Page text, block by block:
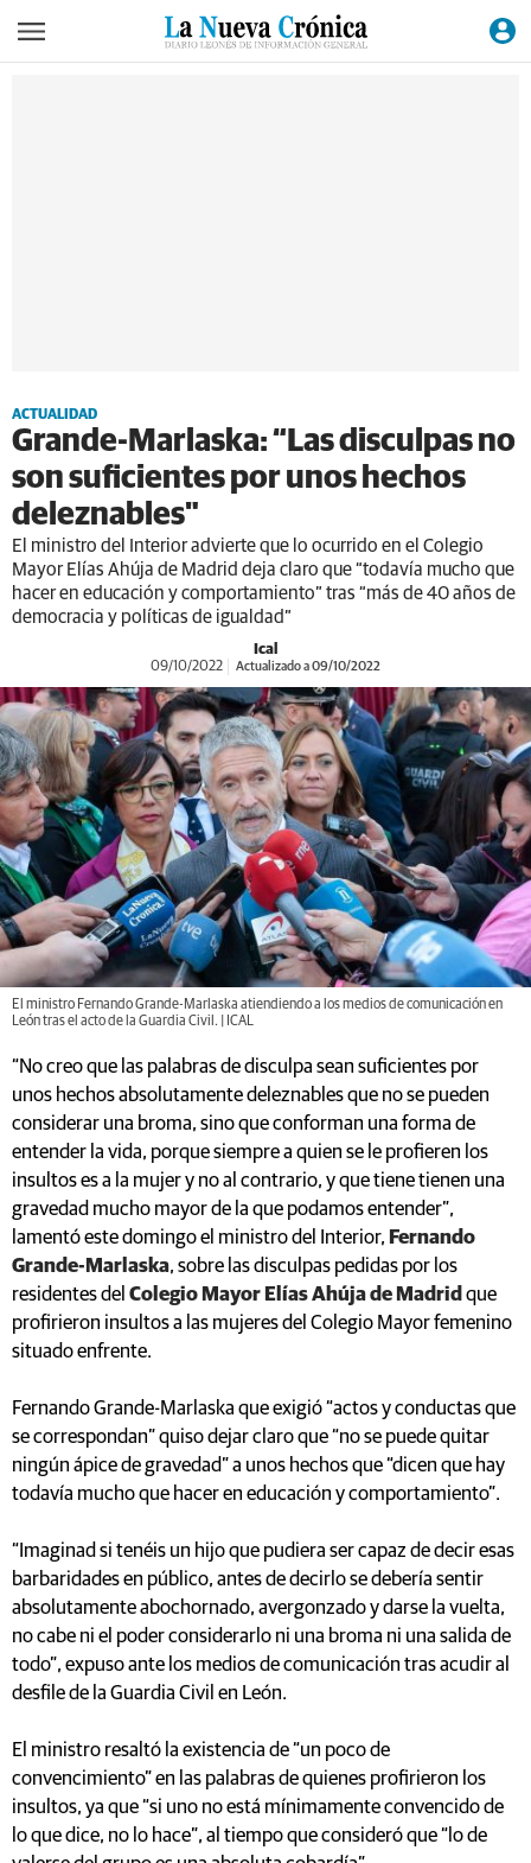
ACTUALIDAD
Grande-Marlaska: “Las disculpas no
son suficientes por unos hechos
deleznables"
El ministro del Interior advierte que lo ocurrido en el Colegio
Mayor Elías Ahúja de Madrid deja claro que “todavía mucho que
hacer en educación y comportamiento” tras “más de 40 años de
democracia y políticas de igualdad”
Ical
09/10/2022 Actualizado a 09/10/2022
El ministro Fernando Grande-Marlaska atiendiendo a los medios de comunicación en
León tras el acto de la Guardia Civil. | ICAL
“No creo que las palabras de disculpa sean suficientes por
unos hechos absolutamente deleznables que no se pueden
considerar una broma, sino que conforman una forma de
entender la vida, porque siempre a quien se le profieren los
insultos es a la mujer y no al contrario, y que tiene tienen una
gravedad mucho mayor de la que podamos entender”,
lamentó este domingo el ministro del Interior, Fernando
Grande-Marlaska, sobre las disculpas pedidas por los
residentes del Colegio Mayor Elías Ahúja de Madrid que
profirieron insultos a las mujeres del Colegio Mayor femenino
situado enfrente.
Fernando Grande-Marlaska que exigió “actos y conductas que
se correspondan” quiso dejar claro que “no se puede quitar
ningún ápice de gravedad” a unos hechos que “dicen que hay
todavía mucho que hacer en educación y comportamiento”.
“Imaginad si tenéis un hijo que pudiera ser capaz de decir esas
barbaridades en público, antes de decirlo se debería sentir
absolutamente abochornado, avergonzado y darse la vuelta,
no cabe ni el poder considerarlo ni una broma ni una salida de
todo”, expuso ante los medios de comunicación tras acudir al
desfile de la Guardia Civil en León.
El ministro resaltó la existencia de “un poco de
convencimiento” en las palabras de quienes profirieron los
insultos, ya que “si uno no está mínimamente convencido de
lo que dice, no lo hace”, al tiempo que consideró que “lo de